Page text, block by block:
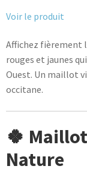
Voir le produit
Affichez fièrement
rouges et jaunes
Ouest. Un maillot
occitane.
🍀
Nature